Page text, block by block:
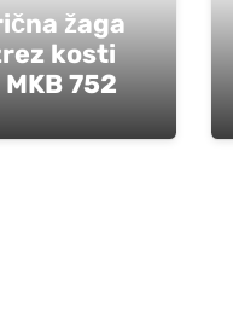
žaga
kosti
MKB 752